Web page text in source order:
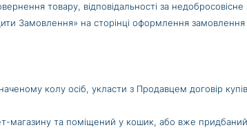
товару, відповідальності за недобросовісне
Замовлення» на сторінці оформлення замовлення
колу осіб, укласти з Продавцем договір
магазину та поміщений у кошик, або вже